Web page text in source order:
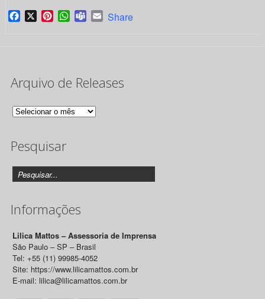
Facebook
X PinterestWhatsApp
TeamsEmail
Share
Arquivo de Releases
Arquivo
Releases
Pesquisar
Informações
Lilica Mattos – Assessoria de Imprensa
São Paulo – SP – Brasil
Tel: +55 (11) 99985-4052
Site: https://www.lilicamattos.com.br
E-mail: lilica@lilicamattos.com.br